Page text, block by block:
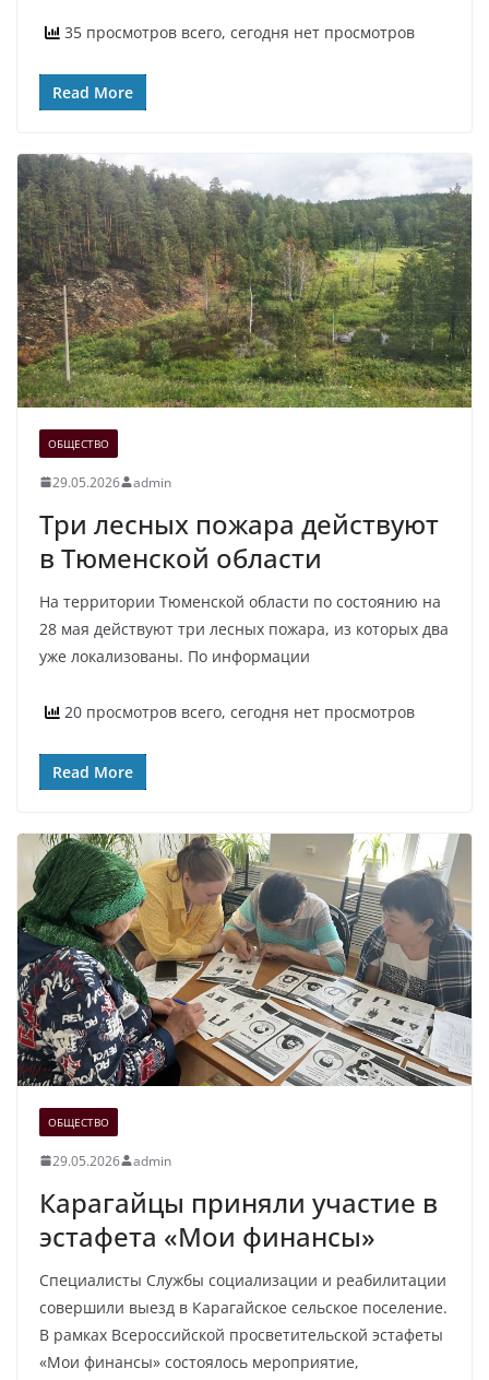
35 просмотров всего, сегодня нет просмотров
Read More
ОБЩЕСТВО
29.05.2026 admin
Три лесных пожара действуют
в Тюменской области
На территории Тюменской области по состоянию на
28 мая действуют три лесных пожара, из которых два
уже локализованы. По информации
20 просмотров всего, сегодня нет просмотров
Read More
ОБЩЕСТВО
29.05.2026 admin
Карагайцы приняли участие в
эстафета «Мои финансы»
Специалисты Службы социализации и реабилитации
совершили выезд в Карагайское сельское поселение.
В рамках Всероссийской просветительской эстафеты
«Мои финансы» состоялось мероприятие,